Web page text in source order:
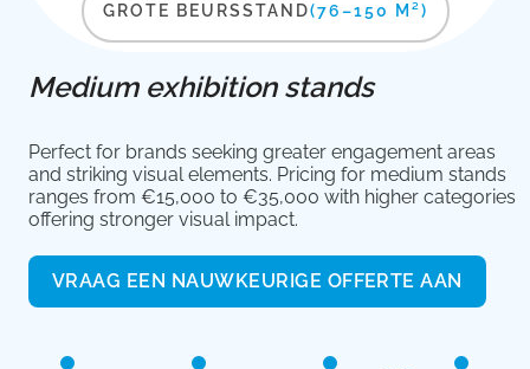
GROTE BEURSSTAND(76–150 M²)
Medium exhibition stands
Perfect for brands seeking greater engagement areas
and striking visual elements. Pricing for medium stands
ranges from €15,000 to €35,000 with higher categories
offering stronger visual impact.
VRAAG EEN NAUWKEURIGE OFFERTE AAN